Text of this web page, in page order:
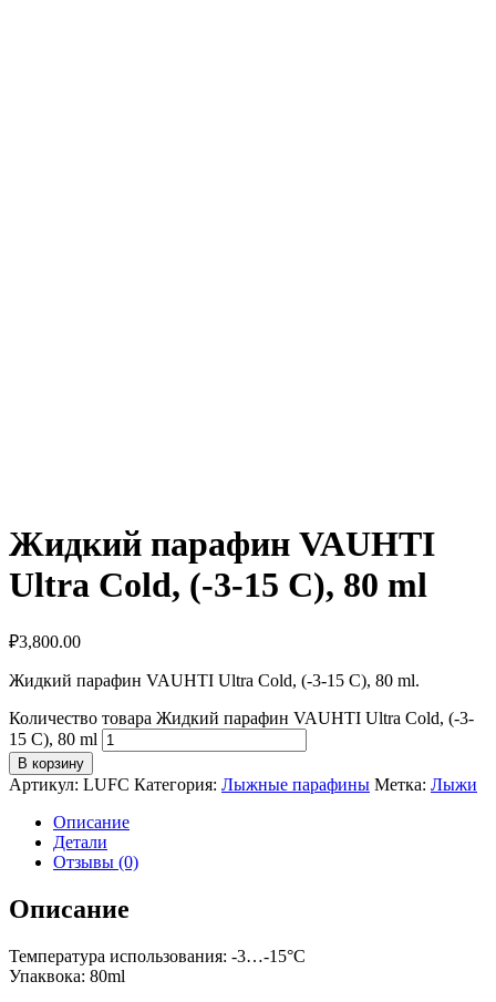
Жидкий парафин VAUHTI
Ultra Cold, (-3-15 C), 80 ml
₽3,800.00
Жидкий парафин VAUHTI Ultra Cold, (-3-15 C), 80 ml.
Количество товара Жидкий парафин VAUHTI Ultra Cold, (-3-
15 C), 80 ml
В корзину
Артикул: LUFC Категория: Лыжные парафины Метка: Лыжи
Описание
Детали
Отзывы (0)
Описание
Температура использования: -3…-15°С
Упаквока: 80ml